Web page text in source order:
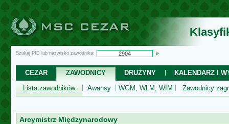
Szukaj PID lub nazwisko zawodnika:
CEZAR ZAWODNICY DRUŻYNY
KALENDARZ I
Lista zawodników
Awansy WGM, WLM, WIM Zawodnicy
Arcymistrz Międzynarodowy